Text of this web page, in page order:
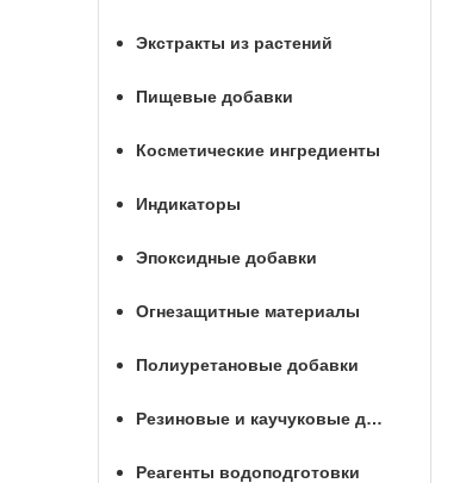
Экстракты из растений
Пищевые добавки
Косметические ингредиенты
Индикаторы
Эпоксидные добавки
Огнезащитные материалы
Полиуретановые добавки
Резиновые и каучуковые добавки
Реагенты водоподготовки